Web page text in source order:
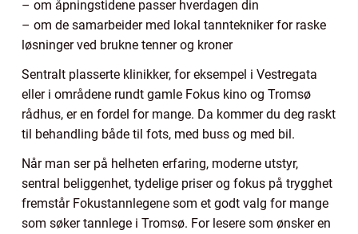
– om åpningstidene passer hverdagen din
– om de samarbeider med lokal tanntekniker for raske
løsninger ved brukne tenner og kroner
Sentralt plasserte klinikker, for eksempel i Vestregata
eller i områdene rundt gamle Fokus kino og Tromsø
rådhus, er en fordel for mange. Da kommer du deg raskt
til behandling både til fots, med buss og med bil.
Når man ser på helheten erfaring, moderne utstyr,
sentral beliggenhet, tydelige priser og fokus på trygghet
fremstår Fokustannlegene som et godt valg for mange
som søker tannlege i Tromsø. For lesere som ønsker en